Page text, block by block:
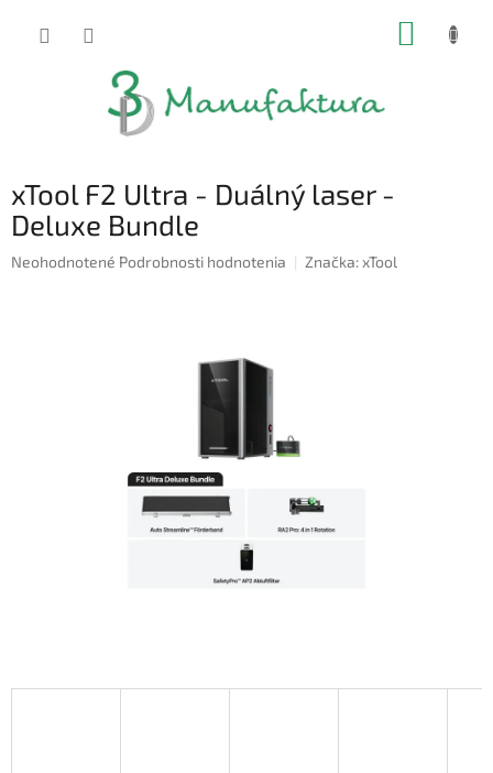
xTool F2 Ultra - Duálný laser -
Deluxe Bundle
Priemerné
Neohodnotené Podrobnosti hodnotenia Značka:xTool